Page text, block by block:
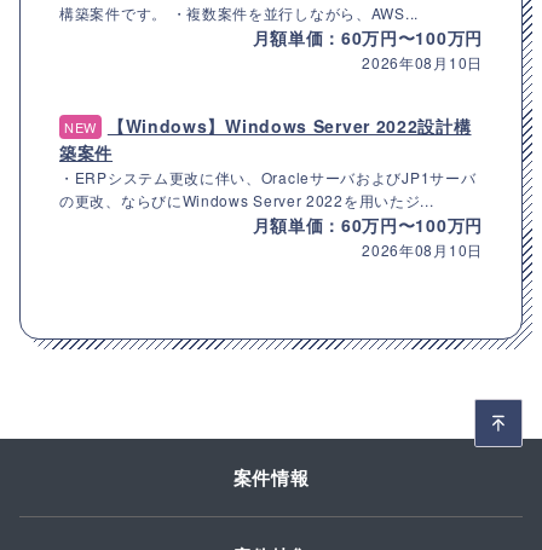
構築案件です。 ・複数案件を並行しながら、AWS...
月額単価：60万円〜100万円
2026年08月10日
NEW
【Windows】Windows Server 2022設計構
築案件
・ERPシステム更改に伴い、OracleサーバおよびJP1サーバ
の更改、ならびにWindows Server 2022を用いたジ...
月額単価：60万円〜100万円
2026年08月10日
案件情報